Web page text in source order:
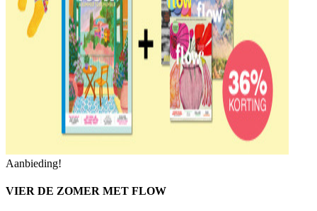
Aanbieding!
VIER DE ZOMER MET FLOW